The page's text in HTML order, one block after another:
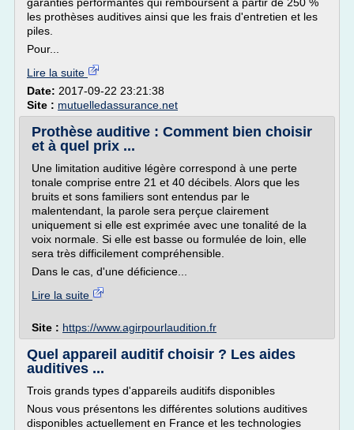
les prothèses auditives ainsi que les frais d'entretien et les
piles.
Pour...
Lire la suite
Date: 2017-09-22 23:21:38
Site : mutuelledassurance.net
Prothèse auditive : Comment bien choisir
et à quel prix ...
Une limitation auditive légère correspond à une perte
tonale comprise entre 21 et 40 décibels. Alors que les
bruits et sons familiers sont entendus par le
malentendant, la parole sera perçue clairement
uniquement si elle est exprimée avec une tonalité de la
voix normale. Si elle est basse ou formulée de loin, elle
sera très difficilement compréhensible.
Dans le cas, d'une déficience...
Lire la suite
Site : https://www.agirpourlaudition.fr
Quel appareil auditif choisir ? Les aides
auditives ...
Trois grands types d'appareils auditifs disponibles
Nous vous présentons les différentes solutions auditives
disponibles actuellement en France et les technologies